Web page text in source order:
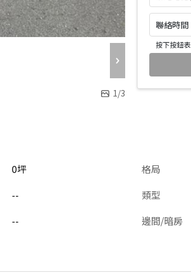
1/3
聯絡時
按下按鈕
0坪 格局
-- 類型
-- 邊間/暗房